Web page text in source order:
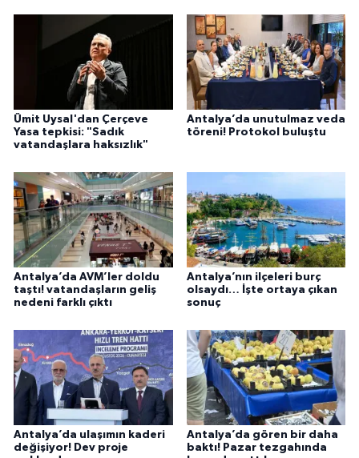
Ümit Uysal'dan Çerçeve
Yasa tepkisi: "Sadık
vatandaşlara haksızlık"
Antalya’da unutulmaz veda
töreni! Protokol buluştu
Antalya’da AVM’ler doldu
taştı! vatandaşların geliş
nedeni farklı çıktı
Antalya’nın ilçeleri burç
olsaydı… İşte ortaya çıkan
sonuç
Antalya’da ulaşımın kaderi
değişiyor! Dev proje
Antalya’da gören bir daha
baktı! Pazar tezgahında